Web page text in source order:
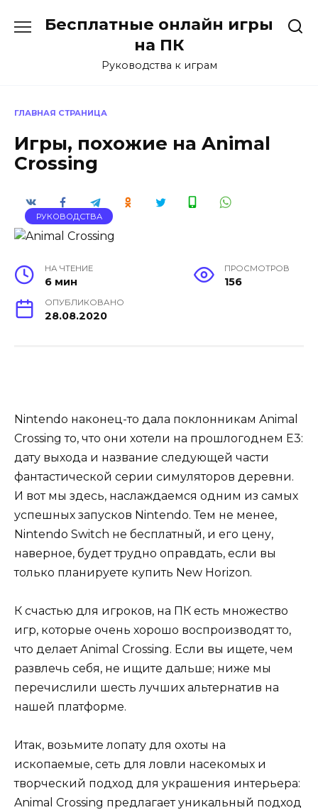
Бесплатные онлайн игры
на ПК
Руководства к играм
ГЛАВНАЯ СТРАНИЦА
Игры, похожие на Animal
Crossing
РУКОВОДСТВА
НА ЧТЕНИЕ
6 мин
ПРОСМОТРОВ
156
ОПУБЛИКОВАНО
28.08.2020
Nintendo наконец-то дала поклонникам Animal
Crossing то, что они хотели на прошлогоднем E3:
дату выхода и название следующей части
фантастической серии симуляторов деревни.
И вот мы здесь, наслаждаемся одним из самых
успешных запусков Nintendo. Тем не менее,
Nintendo Switch не бесплатный, и его цену,
наверное, будет трудно оправдать, если вы
только планируете купить New Horizon.
К счастью для игроков, на ПК есть множество
игр, которые очень хорошо воспроизводят то,
что делает Animal Crossing. Если вы ищете, чем
развлечь себя, не ищите дальше; ниже мы
перечислили шесть лучших альтернатив на
нашей платформе.
Итак, возьмите лопату для охоты на
ископаемые, сеть для ловли насекомых и
творческий подход для украшения интерьера:
Animal Crossing предлагает уникальный подход